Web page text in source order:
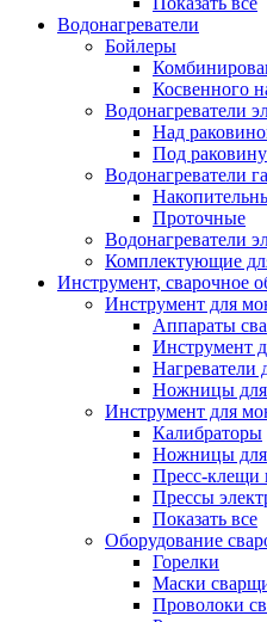
Водонагреватели
Бойлеры
Косвенного
Водонагреватели
Над
Под раковину
Водонагреватели
Проточные
Водонагреватели
Комплектующие
Инструмент, сварочное
Инструмент для
Аппараты
Инструмент
Нагреватели
Ножницы для
Инструмент для
Калибраторы
Ножницы для
Пресс-клещи
Прессы
Показать все
Оборудование
Горелки
Маски
Проволоки